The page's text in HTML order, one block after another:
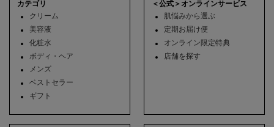
カテゴリ
クリーム
美容液
化粧水
ボディ・ヘア
メンズ
ベストセラー
ギフト
＜公式＞オンラインサービス
肌悩みから選ぶ
定期お届け便
オンライン限定特典
店舗を探す